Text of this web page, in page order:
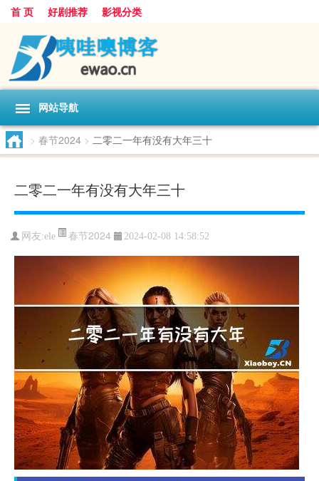
首 页 好剧推荐 影视分类
网站导航
> 春节2024 > 二零二一年有没有大年三十
二零二一年有没有大年三十
网友:ele 春节2024 2024-02-08 14:58:52